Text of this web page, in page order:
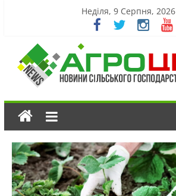
Неділя, 9 Серпня, 2026